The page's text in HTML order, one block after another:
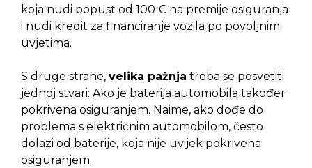
koja nudi popust od 100 € na premije osiguranja
i nudi kredit za financiranje vozila po povoljnim
uvjetima.
S druge strane, velika pažnja treba se posvetiti
jednoj stvari: Ako je baterija automobila također
pokrivena osiguranjem. Naime, ako dođe do
problema s električnim automobilom, često
dolazi od baterije, koja nije uvijek pokrivena
osiguranjem.